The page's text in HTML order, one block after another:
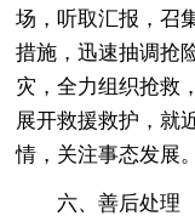
场，听取汇报，召
措施，迅速抽调抢
灾，全力组织抢救
展开救援救护，就
情，关注事态发展。
六、善后处理